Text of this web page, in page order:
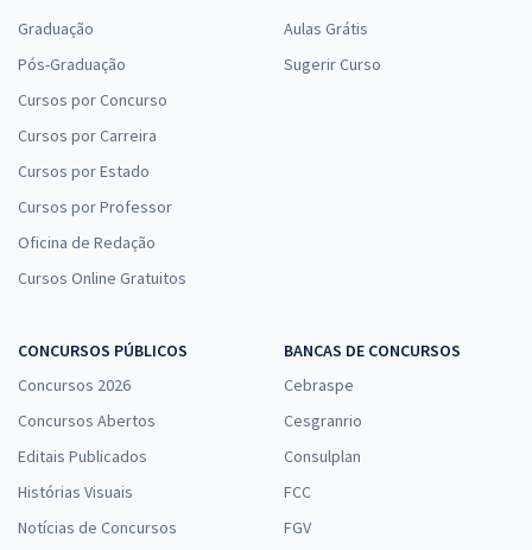
Graduação
Pós-Graduação
Cursos por Concurso
Cursos por Carreira
Cursos por Estado
Cursos por Professor
Oficina de Redação
Cursos Online Gratuitos
Aulas Grátis
Sugerir Curso
CONCURSOS PÚBLICOS
Concursos 2026
Concursos Abertos
Editais Publicados
Histórias Visuais
Notícias de Concursos
BANCAS DE CONCURSOS
Cebraspe
Cesgranrio
Consulplan
FCC
FGV